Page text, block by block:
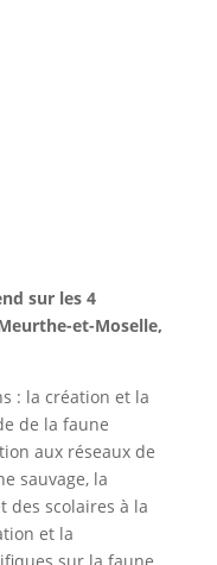
sur les 4
et-Moselle,
: la création et la
de la faune
aux réseaux de
sauvage, la
scolaires à la
et la